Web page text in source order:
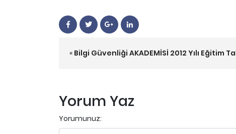
« Bilgi Güvenliği AKADEMİSİ 2012 Yılı Eğitim
Yorum Yaz
Yorumunuz: